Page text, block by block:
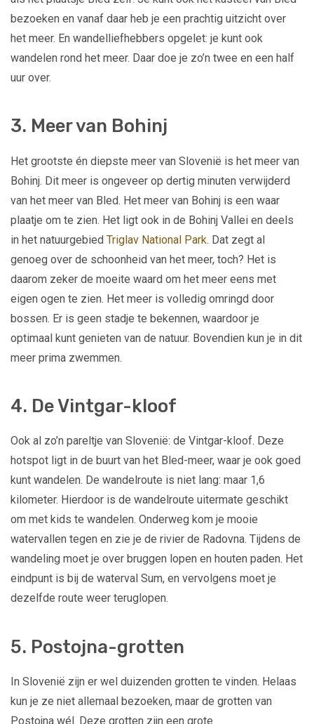
bezoeken en vanaf daar heb je een prachtig uitzicht over
het meer. En wandelliefhebbers opgelet: je kunt ook
wandelen rond het meer. Daar doe je zo’n twee en een half
uur over.
3. Meer van Bohinj
Het grootste én diepste meer van Slovenië is het meer van
Bohinj. Dit meer is ongeveer op dertig minuten verwijderd
van het meer van Bled. Het meer van Bohinj is een waar
plaatje om te zien. Het ligt ook in de Bohinj Vallei en deels
in het natuurgebied Triglav National Park. Dat zegt al
genoeg over de schoonheid van het meer, toch? Het is
daarom zeker de moeite waard om het meer eens met
eigen ogen te zien. Het meer is volledig omringd door
bossen. Er is geen stadje te bekennen, waardoor je
optimaal kunt genieten van de natuur. Bovendien kun je in dit
meer prima zwemmen.
4. De Vintgar-kloof
Ook al zo’n pareltje van Slovenië: de Vintgar-kloof. Deze
hotspot ligt in de buurt van het Bled-meer, waar je ook goed
kunt wandelen. De wandelroute is niet lang: maar 1,6
kilometer. Hierdoor is de wandelroute uitermate geschikt
om met kids te wandelen. Onderweg kom je mooie
watervallen tegen en zie je de rivier de Radovna. Tijdens de
wandeling moet je over bruggen lopen en houten paden. Het
eindpunt is bij de waterval Sum, en vervolgens moet je
dezelfde route weer teruglopen.
5. Postojna-grotten
In Slovenië zijn er wel duizenden grotten te vinden. Helaas
kun je ze niet allemaal bezoeken, maar de grotten van
Postojna wél. Deze grotten zijn een grote